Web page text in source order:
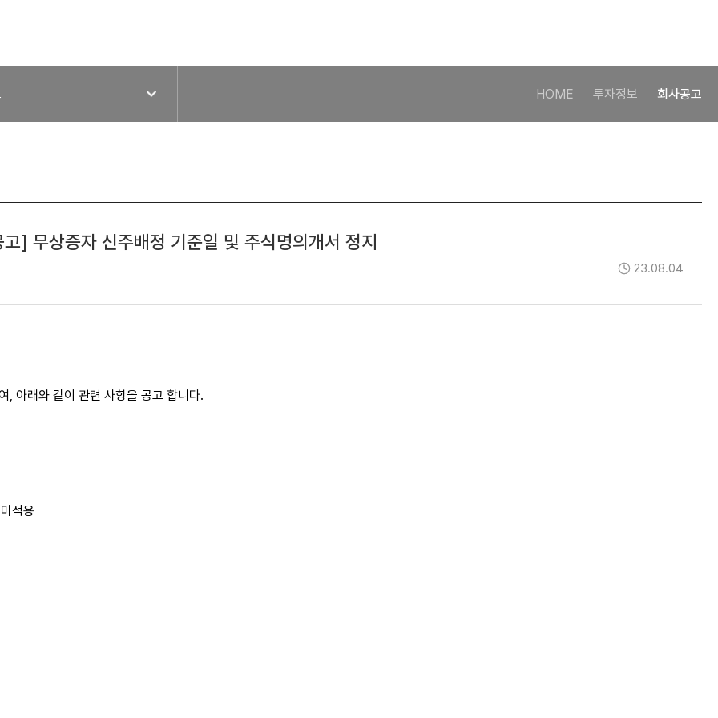
HOME 투자정보 회사공고
] 무상증자 신주배정 기준일 및 주식명의개서 정지
23.08.04
, 아래와 같이 관련 사항을 공고 합니다.
적용